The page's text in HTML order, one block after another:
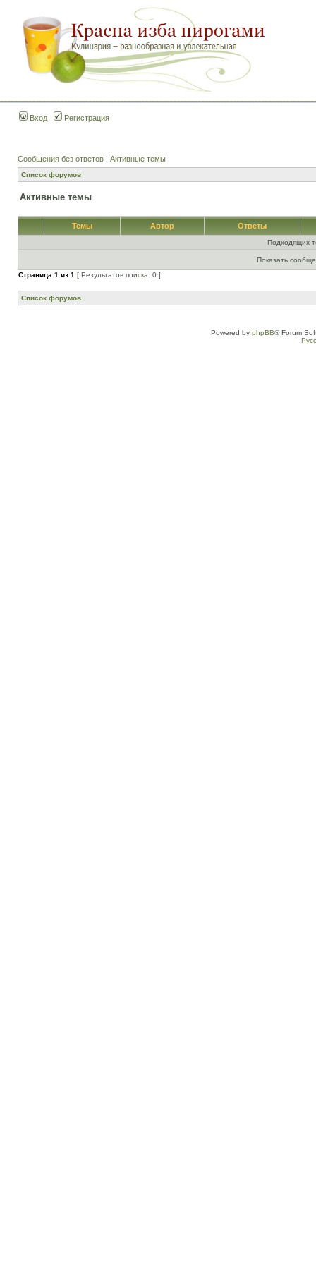
Вход Регистрация
Сообщения без ответов | Активные темы
Список форумов
Активные темы
Темы Автор Ответы
Подходящих
Показать
Страница 1 из 1 [ Результатов поиска: 0 ]
Список форумов
Powered by phpBB® Forum